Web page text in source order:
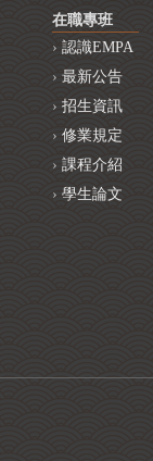
在職專班
認識EMPA
最新公告
招生資訊
修業規定
課程介紹
學生論文